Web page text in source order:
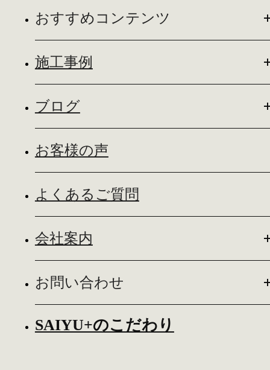
おすすめコンテンツ
施工事例
ブログ
お客様の声
よくあるご質問
会社案内
お問い合わせ
SAIYU+のこだわり